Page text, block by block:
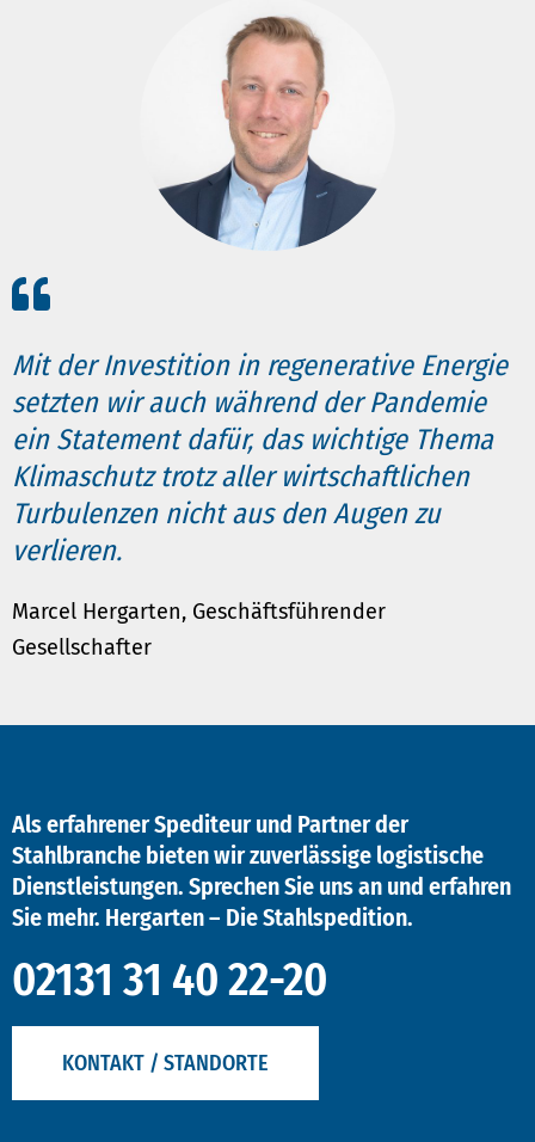
Mit der Investition in regenerative Energie
setzten wir auch während der Pandemie
ein Statement dafür, das wichtige Thema
Klimaschutz trotz aller wirtschaftlichen
Turbulenzen nicht aus den Augen zu
verlieren.
Marcel Hergarten, Geschäftsführender
Gesellschafter
Als erfahrener Spediteur und Partner der
Stahlbranche bieten wir zuverlässige logistische
Dienstleistungen. Sprechen Sie uns an und erfahren
Sie mehr. Hergarten – Die Stahlspedition.
02131 31 40 22-20
KONTAKT / STANDORTE